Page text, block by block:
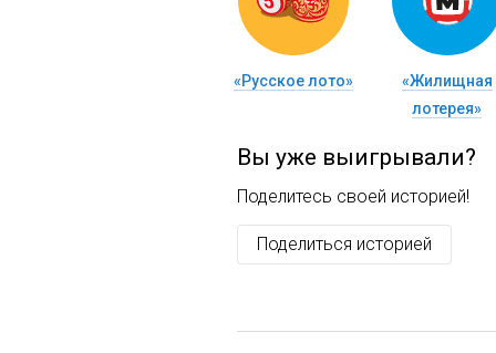
«Русское лото»
«Жилищная
лотерея»
Вы уже выигрывали?
Поделитесь своей историей!
Поделиться историей